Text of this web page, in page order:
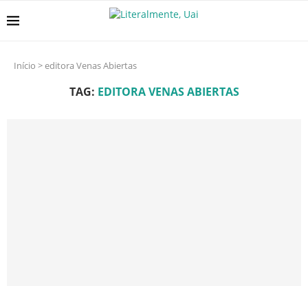
Início >editora Venas Abiertas
TAG: EDITORA VENAS ABIERTAS